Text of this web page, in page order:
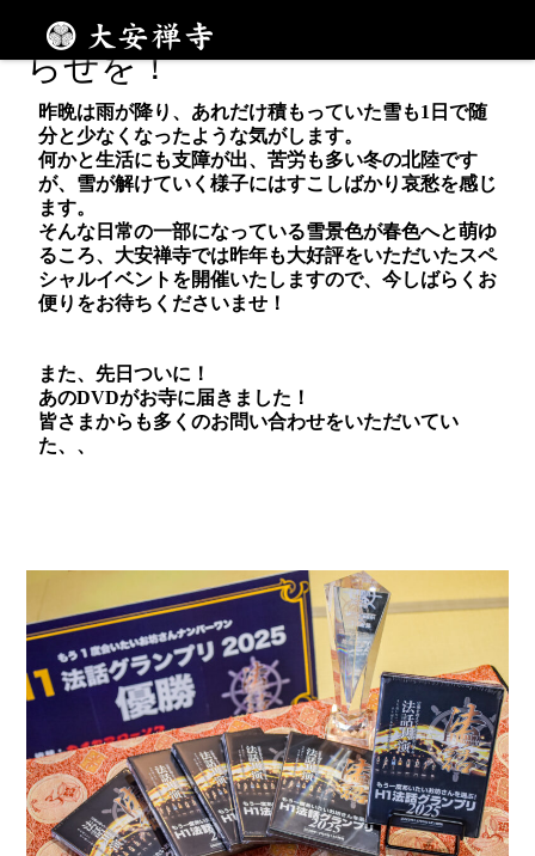
春がよりたのしみになるお知
らせを！
昨晩は雨が降り、あれだけ積もっていた雪も1日で随
分と少なくなったような気がします。
何かと生活にも支障が出、苦労も多い冬の北陸です
が、雪が解けていく様子にはすこしばかり哀愁を感じ
ます。
そんな日常の一部になっている雪景色が春色へと萌ゆ
るころ、大安禅寺では昨年も大好評をいただいたスペ
シャルイベントを開催いたしますので、今しばらくお
便りをお待ちくださいませ！
また、先日ついに！
あのDVDがお寺に届きました！
皆さまからも多くのお問い合わせをいただいてい
た、、